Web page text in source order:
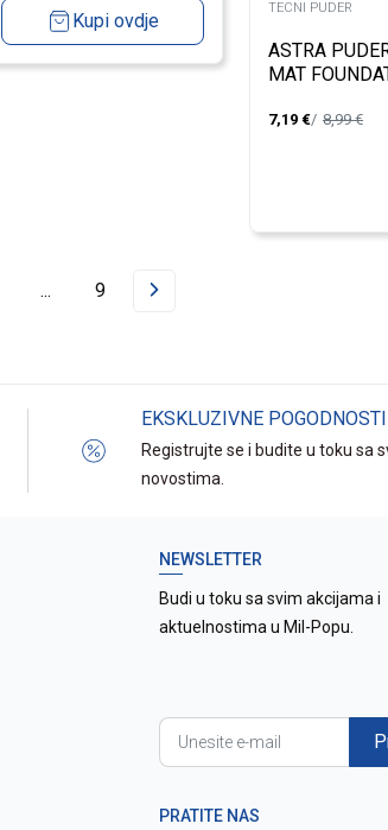
Kupi ovdje
TECNI PUDER
ASTRA
MAT
7,19 € 8,99€
... 9
EKSKLUZIVNE POGODNOSTI
Registrujte se i budite u toku sa
novostima.
NEWSLETTER
Budi u toku sa svim akcijama i
aktuelnostima u Mil-Popu.
PRATITE NAS